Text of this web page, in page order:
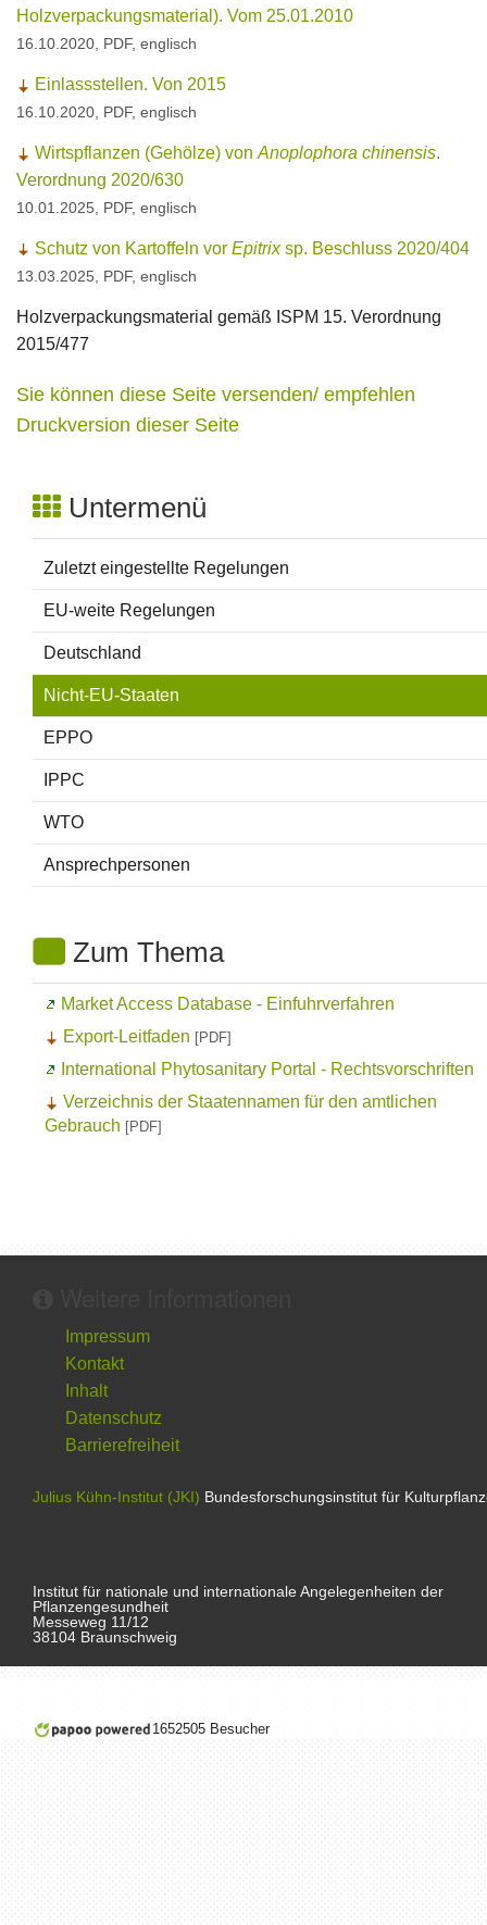
Holzverpackungsmaterial). Vom 25.01.2010
16.10.2020, PDF, englisch
Einlassstellen. Von 2015
16.10.2020, PDF, englisch
Wirtspflanzen (Gehölze) von Anoplophora chinensis.
Verordnung 2020/630
10.01.2025, PDF, englisch
Schutz von Kartoffeln vor Epitrixsp. Beschluss 2020/404
13.03.2025, PDF, englisch
Holzverpackungsmaterial gemäß ISPM 15. Verordnung
2015/477
Sie können diese Seite versenden/ empfehlen
Druckversion dieser Seite
Untermenü
Zuletzt eingestellte Regelungen
EU-weite Regelungen
Deutschland
Nicht-EU-Staaten
EPPO
IPPC
WTO
Ansprechpersonen
Zum Thema
Market Access Database - Einfuhrverfahren
Export-Leitfaden [PDF]
International Phytosanitary Portal - Rechtsvorschriften
Verzeichnis der Staatennamen für den amtlichen
Gebrauch [PDF]
Impressum
Kontakt
Inhalt
Datenschutz
Barrierefreiheit
Julius Kühn-Institut (JKI) Bundesforschungsinstitut für
Institut für nationale und internationale Angelegenheiten der
Pflanzengesundheit
Messeweg 11/12
38104 Braunschweig
1652505 Besucher